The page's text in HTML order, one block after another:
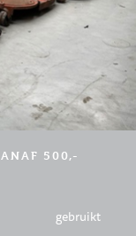
500,-
gebruikt